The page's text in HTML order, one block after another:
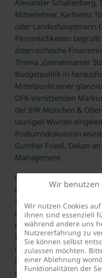
Alexander Schallenberg,
Mitterlehner, Karlheinz
oder Landeshauptmann
Persönlichkeiten
österreichische
Thema „Gemeinsamer
Budgetpolitik in
Mittelpunkt einer
DFK-Vorsitzenden
der IHK München &
launigen Worten
Podiumsdiskussion
Gunther Friedl, Dekan
Management.
DFK-Vorsitzender
Deutschen
Innsbruck, die
das MCI | Die
renommierten
Institutionen aus
Gesellschaft
Dialog und Begegnung
österreichischen
Wir benutzen
Wir nutzen Cookies
ihnen sind essenziell
während andere uns
Nutzererfahrung zu
Sie können selbst
zulassen möchten.
einer Ablehnung
Funktionalitäten der